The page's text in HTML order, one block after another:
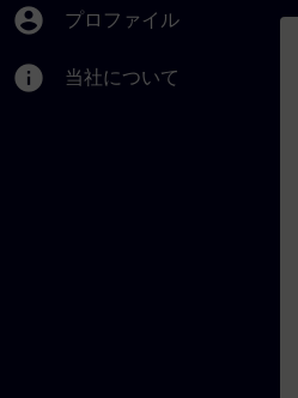
account_circle プロファイル
info 当社について